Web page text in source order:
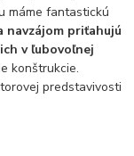
máme fantastickú
navzájom priťahujú
v ľubovoľnej
konštrukcie.
predstavivosti